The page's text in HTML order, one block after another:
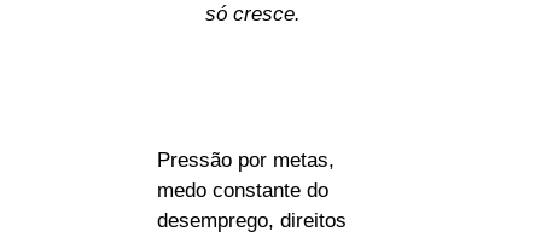
só cresce.
Pressão por metas,
medo constante do
desemprego, direitos